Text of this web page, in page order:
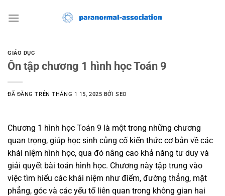
đến
GIÁO DỤC
Ôn tập chương 1 hình học Toán 9
ĐÃ ĐĂNG TRÊNTHÁNG 1 15, 2025 BỞISEO
Chương 1 hình học Toán 9 là một trong những chương
quan trọng, giúp học sinh củng cố kiến thức cơ bản về các
khái niệm hình học, qua đó nâng cao khả năng tư duy và
giải quyết bài toán hình học. Chương này tập trung vào
việc tìm hiểu các khái niệm như điểm, đường thẳng, mặt
phẳng, góc và các yếu tố liên quan trong không gian hai